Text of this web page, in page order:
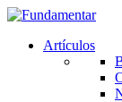
Artículos